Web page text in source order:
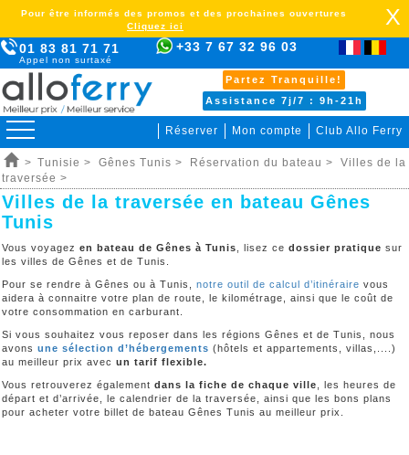
01 83 81 71 71
Appel non surtaxé
+33 7 67 32 96 03
Partez Tranquille!
Assistance 7j/7 : 9h-21h
Réserver Mon compte Club Allo Ferry
Pour être informés des promos et des prochaines ouvertures
Cliquez ici
X
> Tunisie > Gênes Tunis > Réservation du bateau >
Villes de la
traversée >
Villes de la traversée en bateau Gênes
Tunis
Vous voyagez en bateau de Gênes à Tunis , lisez ce dossier pratique sur
les villes de Gênes et de Tunis.
Pour se rendre à Gênes ou à Tunis, notre outil de calcul d’itinéraire vous
aidera à connaitre votre plan de route, le kilométrage, ainsi que le coût de
votre consommation en carburant.
Si vous souhaitez vous reposer dans les régions Gênes et de Tunis, nous
avons une sélection d’hébergements (hôtels et appartements, villas,....)
au meilleur prix avec un tarif flexible.
Vous retrouverez également dans la fiche de chaque ville , les heures de
départ et d’arrivée, le calendrier de la traversée, ainsi que les bons plans
pour acheter votre billet de bateau Gênes Tunis au meilleur prix.